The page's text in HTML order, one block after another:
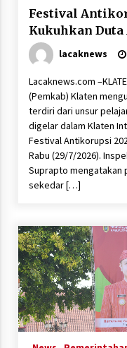
Festival
Kukuhkan
lacaknews
Lacaknews.com
(Pemkab) Klaten
terdiri dari unsur
digelar dalam Klaten
Festival Antikorupsi
Rabu (29/7/2026).
Suprapto mengatakan
sekedar […]